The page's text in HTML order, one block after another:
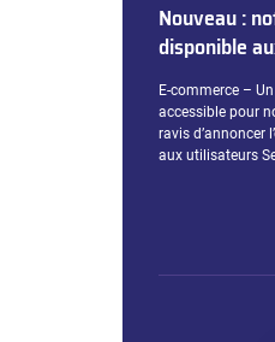
Nouveau :
disponible
Extrait :
E-commerce –
accessible pour
ravis d’annoncer
aux utilisateurs